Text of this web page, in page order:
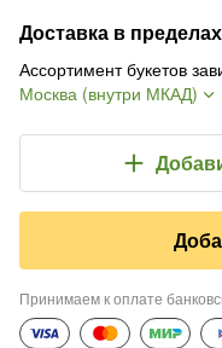
Доставка в
Ассортимент букетов
Москва (внутри МКАД)
Принимаем к оплате